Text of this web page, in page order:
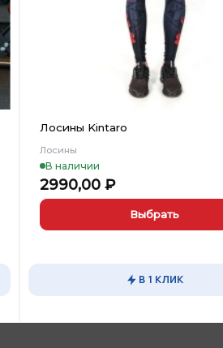
Лосины Kintaro
Лосины
В наличии
2990,00 ₽
Выбрать
Опции
В 1 КЛИК